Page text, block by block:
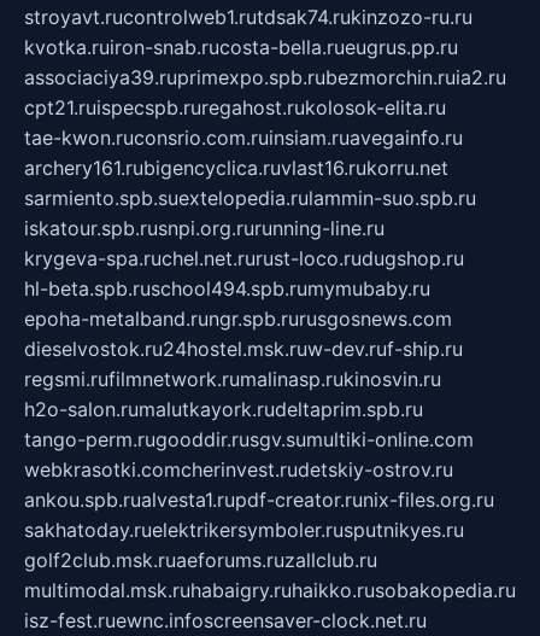
stroyavt.rucontrolweb1.rutdsak74.rukinzozo-ru.ru
kvotka.ruiron-snab.rucosta-bella.rueugrus.pp.ru
associaciya39.ruprimexpo.spb.rubezmorchin.ruia2.ru
cpt21.ruispecspb.ruregahost.rukolosok-elita.ru
tae-kwon.ruconsrio.com.ruinsiam.ruavegainfo.ru
archery161.rubigencyclica.ruvlast16.rukorru.net
sarmiento.spb.suextelopedia.rulammin-suo.spb.ru
iskatour.spb.rusnpi.org.rurunning-line.ru
krygeva-spa.ruchel.net.rurust-loco.rudugshop.ru
hl-beta.spb.ruschool494.spb.rumymubaby.ru
epoha-metalband.rungr.spb.rurusgosnews.com
dieselvostok.ru24hostel.msk.ruw-dev.ruf-ship.ru
regsmi.rufilmnetwork.rumalinasp.rukinosvin.ru
h2o-salon.rumalutkayork.rudeltaprim.spb.ru
tango-perm.rugooddir.rusgv.sumultiki-online.com
webkrasotki.comcherinvest.rudetskiy-ostrov.ru
ankou.spb.rualvesta1.rupdf-creator.runix-files.org.ru
sakhatoday.ruelektrikersymboler.rusputnikyes.ru
golf2club.msk.ruaeforums.ruzallclub.ru
multimodal.msk.ruhabaigry.ruhaikko.rusobakopedia.ru
isz-fest.ruewnc.infoscreensaver-clock.net.ru